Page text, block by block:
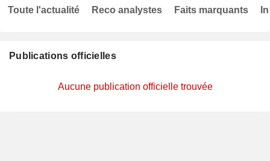
Publications officielles
Aucune publication officielle trouvée
Toute l'actualité Reco analystes Faits marquants